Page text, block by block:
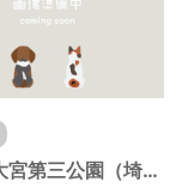
県営）大宮第三公園（埼玉県さいたま市）